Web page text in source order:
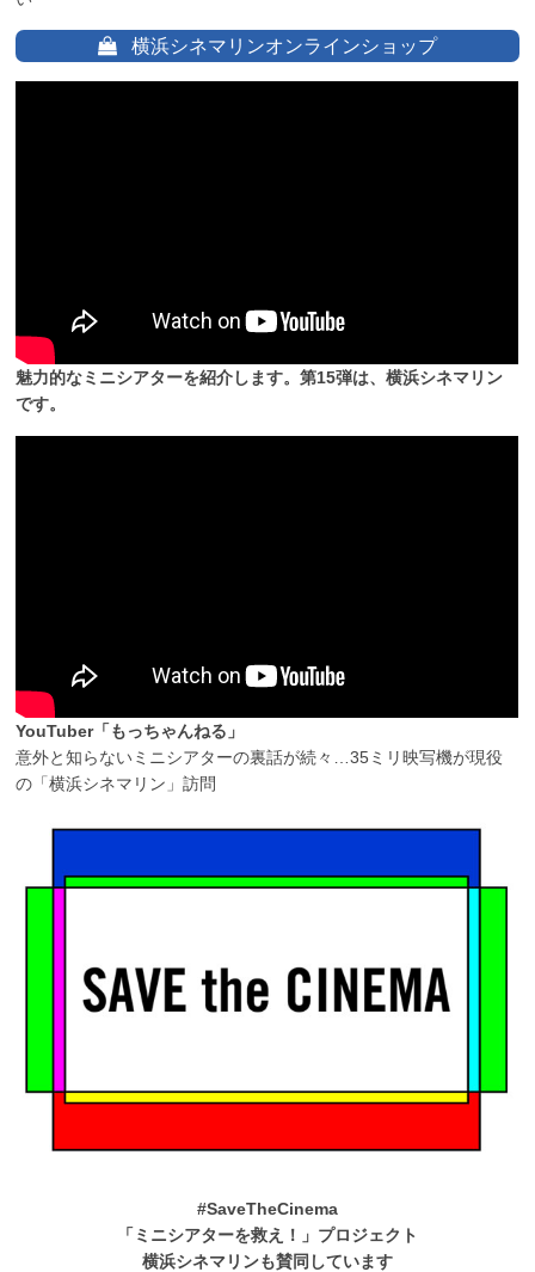
横浜シネマリンオンラインショップ
魅力的なミニシアターを紹介します。第15弾は、横浜シネマリン
です。
YouTuber「もっちゃんねる」
意外と知らないミニシアターの裏話が続々…35ミリ映写機が現役
の「横浜シネマリン」訪問
#SaveTheCinema
「ミニシアターを救え！」プロジェクト
横浜シネマリンも賛同しています